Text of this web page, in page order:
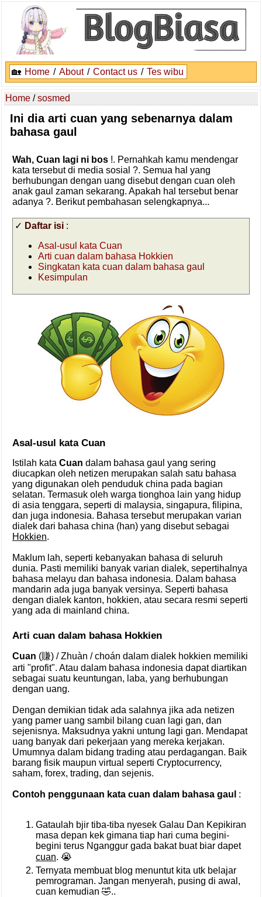
🏡 Home / About / Contact us / Tes wibu
Home /sosmed
Ini dia arti cuan yang sebenarnya dalam
bahasa gaul
Wah, Cuan lagi ni bos !. Pernahkah kamu mendengar
kata tersebut di media sosial ?. Semua hal yang
berhubungan dengan uang disebut dengan cuan oleh
anak gaul zaman sekarang. Apakah hal tersebut benar
adanya ?. Berikut pembahasan selengkapnya...
✓ Daftar isi :
Asal-usul kata Cuan
Arti cuan dalam bahasa Hokkien
Singkatan kata cuan dalam bahasa gaul
Kesimpulan
Asal-usul kata Cuan
Istilah kata Cuan dalam bahasa gaul yang sering
diucapkan oleh netizen merupakan salah satu bahasa
yang digunakan oleh penduduk china pada bagian
selatan. Termasuk oleh warga tionghoa lain yang hidup
di asia tenggara, seperti di malaysia, singapura, filipina,
dan juga indonesia. Bahasa tersebut merupakan varian
dialek dari bahasa china (han) yang disebut sebagai
Hokkien.
Maklum lah, seperti kebanyakan bahasa di seluruh
dunia. Pasti memiliki banyak varian dialek, sepertihalnya
bahasa melayu dan bahasa indonesia. Dalam bahasa
mandarin ada juga banyak versinya. Seperti bahasa
dengan dialek kanton, hokkien, atau secara resmi seperti
yang ada di mainland china.
Arti cuan dalam bahasa Hokkien
Cuan (賺) / Zhuàn / choán dalam dialek hokkien memiliki
arti "profit". Atau dalam bahasa indonesia dapat diartikan
sebagai suatu keuntungan, laba, yang berhubungan
dengan uang.
Dengan demikian tidak ada salahnya jika ada netizen
yang pamer uang sambil bilang cuan lagi gan, dan
sejenisnya. Maksudnya yakni untung lagi gan. Mendapat
uang banyak dari pekerjaan yang mereka kerjakan.
Umumnya dalam bidang trading atau perdagangan. Baik
barang fisik maupun virtual seperti Cryptocurrency,
saham, forex, trading, dan sejenis.
Contoh penggunaan kata cuan dalam bahasa gaul :
Gataulah bjir tiba-tiba nyesek Galau Dan Kepikiran
masa depan kek gimana tiap hari cuma begini-
begini terus Nganggur gada bakat buat biar dapet
cuan. 😭
Ternyata membuat blog menuntut kita utk belajar
pemrograman. Jangan menyerah, pusing di awal,
cuan kemudian 🤣..